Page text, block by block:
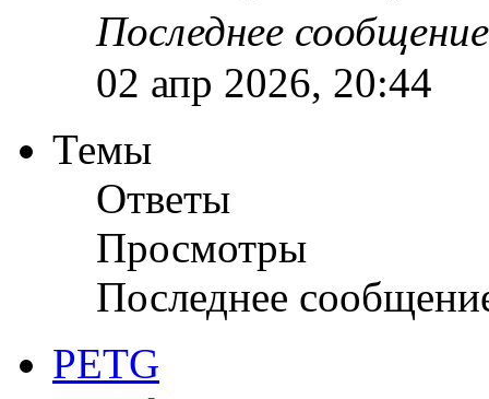
Последнее
02 апр 2026, 20:44
Темы
Ответы
Просмотры
Последнее
PETG